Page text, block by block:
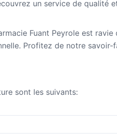
un service de qualité
Fuant Peyrole est
Profitez de notre
sont les suivants: